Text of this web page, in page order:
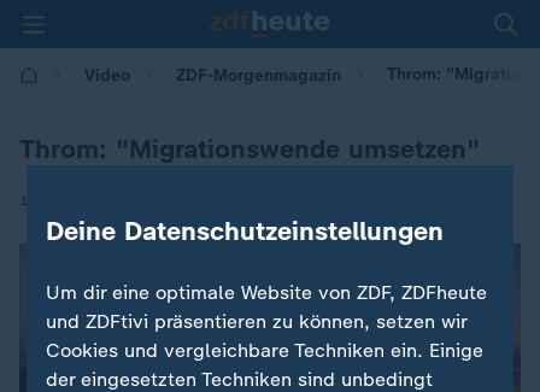
Video ZDF-Morgenmagazin Throm:
Throm: "Migrationswende umsetzen"
10.07.2025 | 05:30
Deine Datenschutzeinstellungen
Um dir eine optimale Website von ZDF, ZDFheute
und ZDFtivi präsentieren zu können, setzen wir
Cookies und vergleichbare Techniken ein. Einige
der eingesetzten Techniken sind unbedingt